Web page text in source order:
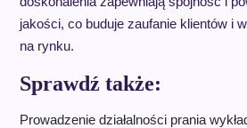
jakości, co buduje zaufanie klientów i
na rynku.
Sprawdź także:
Prowadzenie działalności prania